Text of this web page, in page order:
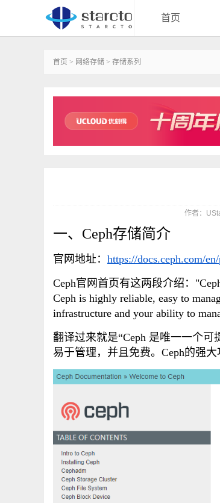
首页
首页 > 网络存储 > 存储系列
作者：
一、Ceph存储简介
官网地址： https://docs.ceph.com/
Ceph官网首页有这两段介绍：
Ceph is highly reliable, easy to
infrastructure and your ability to
翻译过来就是“Ceph 是唯一一个可
易于管理，并且免费。Ceph的强